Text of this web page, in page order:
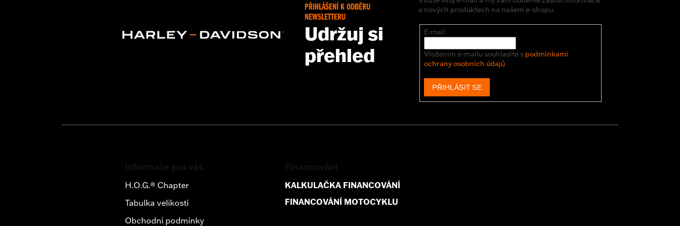
PŘIHLÁŠENÍ K ODBĚRU
NEWSLETTERU
Udržuj si
přehled
o nových produktech na našem e-shopu.
E-mail
Vložením e-mailu souhlasíte s podmínkami
ochrany osobních údajů
PŘIHLÁSIT SE
Informace pro vás
H.O.G.® Chapter
Tabulka velikostí
Obchodní podmínky
Financování
KALKULAČKA FINANCOVÁNÍ
FINANCOVÁNÍ MOTOCYKLU